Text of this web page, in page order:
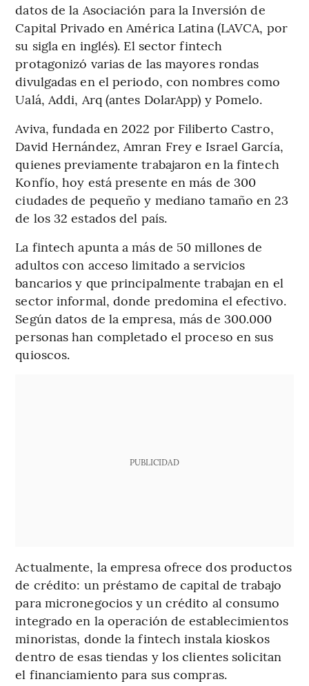
datos de la Asociación para la Inversión de
Capital Privado en América Latina (LAVCA, por
su sigla en inglés). El sector fintech
protagonizó varias de las mayores rondas
divulgadas en el periodo, con nombres como
Ualá, Addi, Arq (antes DolarApp) y Pomelo.
Aviva, fundada en 2022 por Filiberto Castro,
David Hernández, Amran Frey e Israel García,
quienes previamente trabajaron en la fintech
Konfío, hoy está presente en más de 300
ciudades de pequeño y mediano tamaño en 23
de los 32 estados del país.
La fintech apunta a más de 50 millones de
adultos con acceso limitado a servicios
bancarios y que principalmente trabajan en el
sector informal, donde predomina el efectivo.
Según datos de la empresa, más de 300.000
personas han completado el proceso en sus
quioscos.
PUBLICIDAD
Actualmente, la empresa ofrece dos productos
de crédito: un préstamo de capital de trabajo
para micronegocios y un crédito al consumo
integrado en la operación de establecimientos
minoristas, donde la fintech instala kioskos
dentro de esas tiendas y los clientes solicitan
el financiamiento para sus compras.